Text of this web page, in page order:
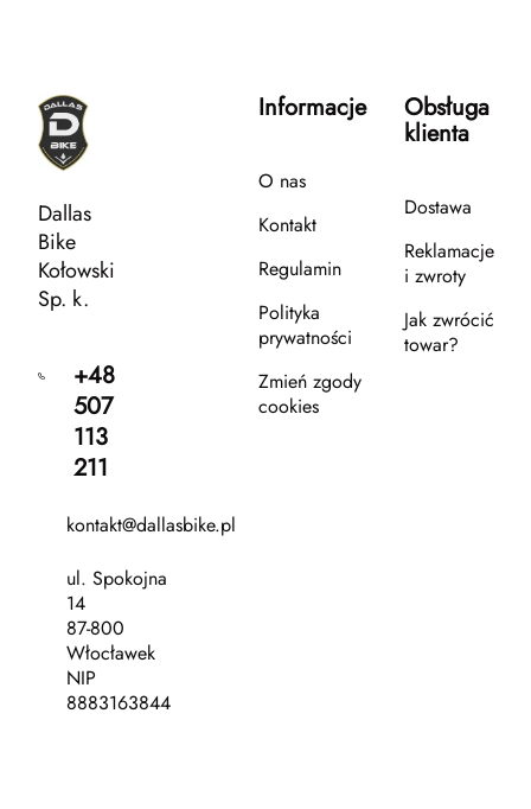
Dallas
Bike
Kołowski
Sp. k.
+48
507
113
211
kontakt@dallasbike.pl
ul. Spokojna
14
87-800
Włocławek
NIP
8883163844
Informacje
O nas
Kontakt
Regulamin
Polityka
prywatności
Zmień zgody
cookies
Obsługa
klienta
Dostawa
Reklamacje
i zwroty
Jak zwrócić
towar?